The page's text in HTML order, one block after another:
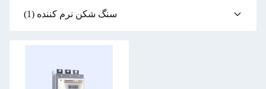
سنگ شکن نرم کننده (1)